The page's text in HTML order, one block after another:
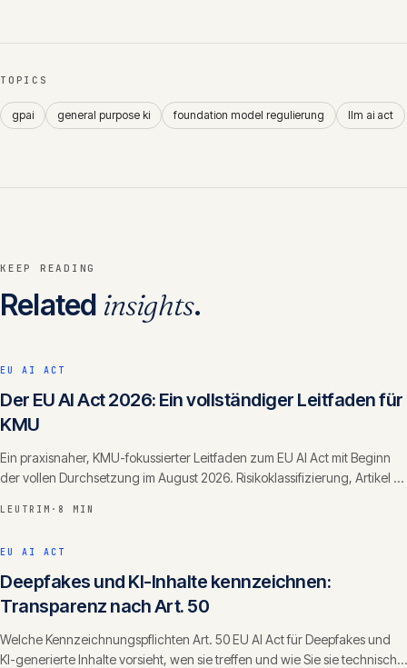
TOPICS
gpai general purpose ki foundation model regulierung llm ai act
KEEP READING
Related insights.
EU AI ACT
Der EU AI Act 2026: Ein vollständiger Leitfaden für
KMU
Ein praxisnaher, KMU-fokussierter Leitfaden zum EU AI Act mit Beginn
der vollen Durchsetzung im August 2026. Risikoklassifizierung, Artikel 4,
LEUTRIM · 8 MIN
EU AI ACT
Deepfakes und KI-Inhalte kennzeichnen:
Transparenz nach Art. 50
Welche Kennzeichnungspflichten Art. 50 EU AI Act für Deepfakes und
KI-generierte Inhalte vorsieht, wen sie treffen und wie Sie sie technisch